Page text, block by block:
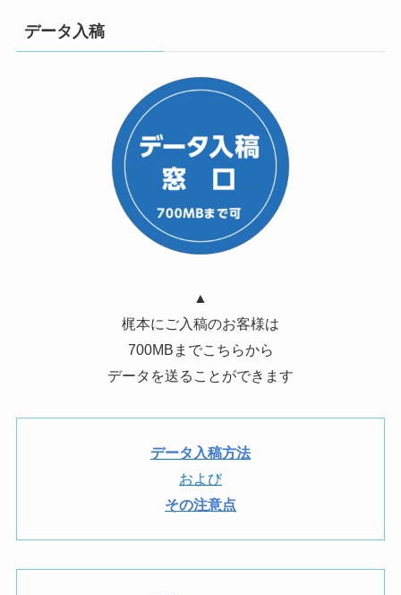
データ入稿
▲
梶本にご入稿のお客様は
700MBまでこちらから
データを送ることができます
データ入稿方法
および
その注意点